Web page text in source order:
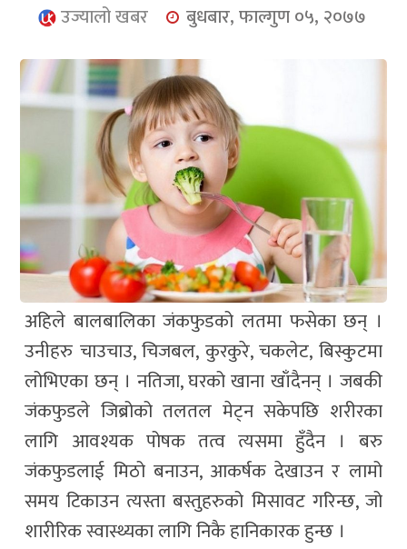
प्रबास
युनिकोड
उज्यालो खबर बुधबार, फाल्गुण ०५, २०७७
अहिले बालबालिका जंकफुडको लतमा फसेका छन् ।
उनीहरु चाउचाउ, चिजबल, कुरकुरे, चकलेट, बिस्कुटमा
लोभिएका छन् । नतिजा, घरको खाना खाँदैनन् । जबकी
जंकफुडले जिब्रोको तलतल मेट्न सकेपछि शरीरका
लागि आवश्यक पोषक तत्व त्यसमा हुँदैन । बरु
जंकफुडलाई मिठो बनाउन, आकर्षक देखाउन र लामो
समय टिकाउन त्यस्ता बस्तुहरुको मिसावट गरिन्छ, जो
शारीरिक स्वास्थ्यका लागि निकै हानिकारक हुन्छ ।